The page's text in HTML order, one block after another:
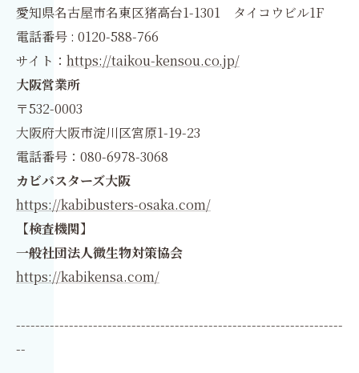
愛知県名古屋市名東区猪高台1-1301 タイコウビル1F
電話番号 : 0120-588-766
サイト： https://taikou-kensou.co.jp/
大阪営業所
〒532-0003
大阪府大阪市淀川区宮原1-19-23
電話番号：080-6978-3068
カビバスターズ大阪
https://kabibusters-osaka.com/
【検査機関】
一般社団法人微生物対策協会
https://kabikensa.com/
--------------------------------------------------------------------
--